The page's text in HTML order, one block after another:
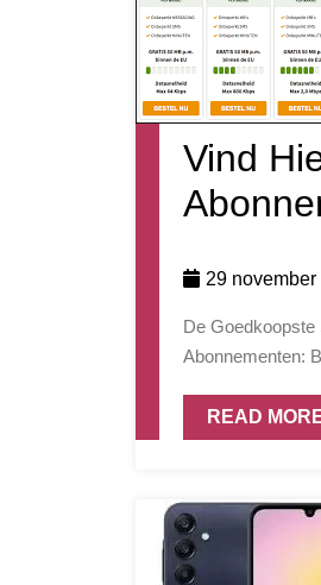
Vind
29 november
De Goedkoopste Sim Only Abonnementen: Bespaar Geld en Blijf Bereikbaar De Goedkoopste Sim Only
Abonnementen:
READ